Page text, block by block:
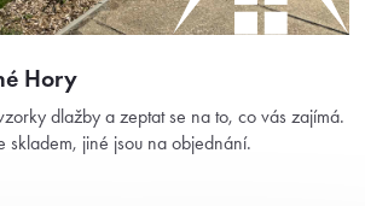
Hory
dlažby a zeptat se na to, co vás zajímá.
skladem, jiné jsou na objednání.